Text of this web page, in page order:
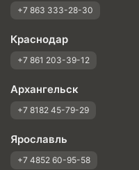
+7 863 333-28-30
Краснодар
+7 861 203-39-12
Архангельск
+7 8182 45-79-29
Ярославль
+7 4852 60-95-58